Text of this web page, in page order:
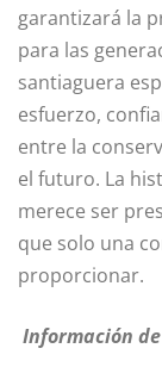
garantizará la
para las
santiaguera
esfuerzo,
entre la
el futuro. La
merece ser
que solo una
proporcionar.
Información de